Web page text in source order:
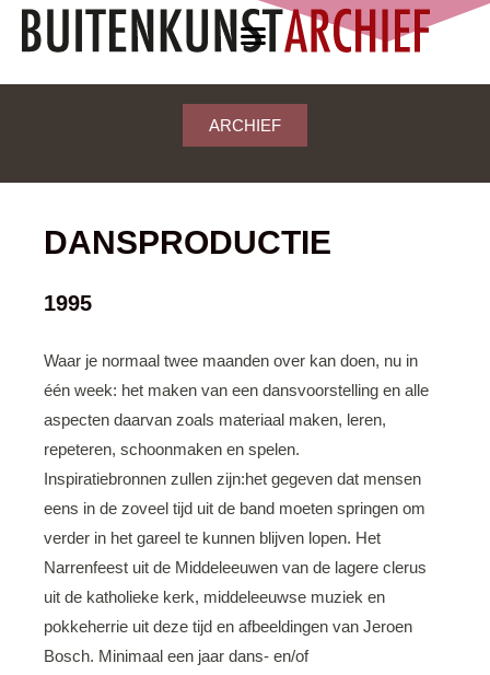
ARCHIEF
DANSPRODUCTIE
1995
Waar je normaal twee maanden over kan doen, nu in
één week: het maken van een dansvoorstelling en alle
aspecten daarvan zoals materiaal maken, leren,
repeteren, schoonmaken en spelen.
Inspiratiebronnen zullen zijn:het gegeven dat mensen
eens in de zoveel tijd uit de band moeten springen om
verder in het gareel te kunnen blijven lopen. Het
Narrenfeest uit de Middeleeuwen van de lagere clerus
uit de katholieke kerk, middeleeuwse muziek en
pokkeherrie uit deze tijd en afbeeldingen van Jeroen
Bosch. Minimaal een jaar dans- en/of